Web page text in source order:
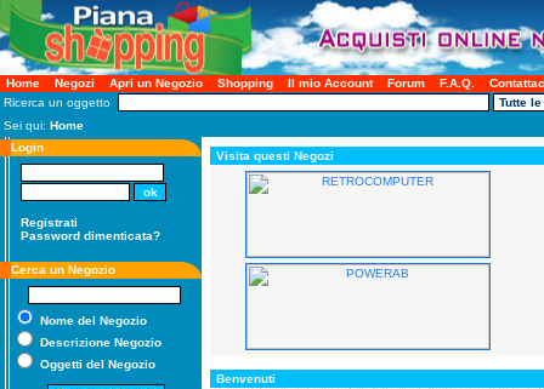
Home Negozi Apri un Negozio Shopping Il mio Account Forum F.A.Q.
Ricerca un oggetto
Sei qui: Home
Login
Registrati
Password dimenticata?
Cerca un Negozio
Nome del Negozio
Descrizione Negozio
Oggetti del Negozio
Visita questi Negozi
Benvenuti